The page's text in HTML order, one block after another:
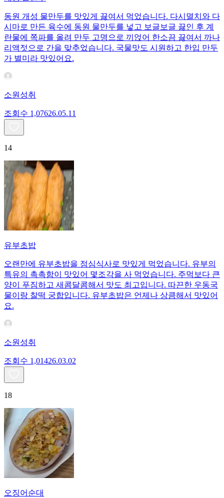
동원 개성 물만두를 맛있게 끓여서 먹었습니다. 다시멸치와 다
시마로 만든 육수에 동원 물만두를 넣고 보글보글 끓인 후 계
란물에 쪽파를 올려 만두 고명으로 끼얹어 한소끔 끓여서 까나
리액젓으로 간을 맞추었습니다. 국물맛도 시원하고 한입 만두
가 별미라 맛있어요.
소원성취
조회수 1,07626.05.11
14
유부초밥
오랜만에 유부초밥을 점심식사로 맛있게 먹었습니다. 유부의
특유의 촉촉함이 맛있어 몇조각을 사 먹었습니다. 주먹보다 큰
양이 푸짐하고 새콤달콤해서 맛도 최고입니다. 따끈한 우동국
물이랑 찰떡 궁합입니다. 유부초밥은 언제나 상큼해서 맛있어
요.
소원성취
조회수 1,01426.03.02
18
오징어순대